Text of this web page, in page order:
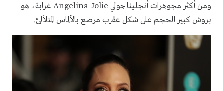
ومن أكثر مجوهرات أنجلينا جولي Angelina Jolie غرابة، هو
بروش كبير الحجم على شكل عقرب مرصع بالألماس المتلألئ.